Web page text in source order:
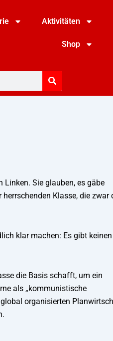
Aktivitäten
Shop
Sie glauben, es gäbe
Klasse, die zwar
klar machen: Es gibt keinen
die Basis schafft, um ein
als „kommunistische
organisierten